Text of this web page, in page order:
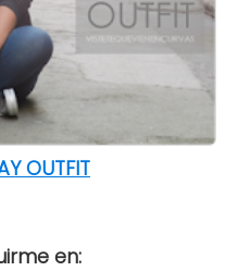
OUTFIT
en: